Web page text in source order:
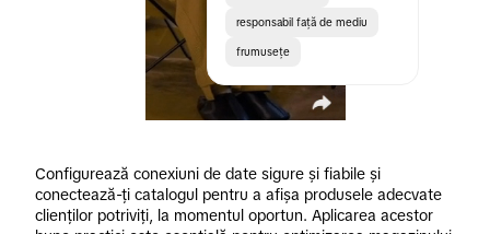
responsabil față de mediu
frumusețe
Configurează conexiuni de date sigure și fiabile și
conectează-ți catalogul pentru a afișa produsele adecvate
clienților potriviți, la momentul oportun. Aplicarea acestor